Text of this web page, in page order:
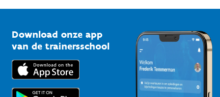
Bedrijven
Trainers en begeleiders
Vlaamse Trainersschool
Kennisplatform
Downloads
Voor de pers
Download onze app
van de trainersschool